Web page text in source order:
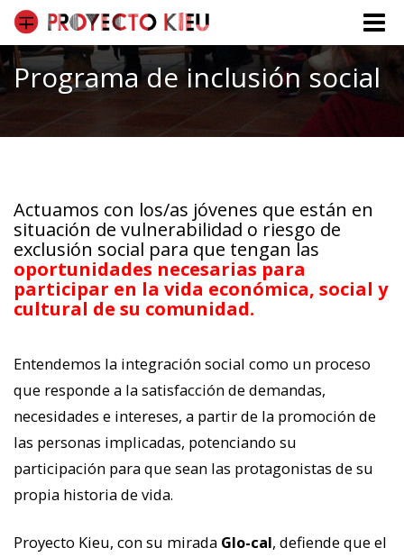
Toggle
Programa de inclusión social
Actuamos con los/as jóvenes que están en
situación de vulnerabilidad o riesgo de
exclusión social para que tengan las
oportunidades necesarias para
participar en la vida económica, social y
cultural de su comunidad.
Entendemos la integración social como un proceso
que responde a la satisfacción de demandas,
necesidades e intereses, a partir de la promoción de
las personas implicadas, potenciando su
participación para que sean las protagonistas de su
propia historia de vida.
Proyecto Kieu, con su mirada Glo-cal, defiende que el